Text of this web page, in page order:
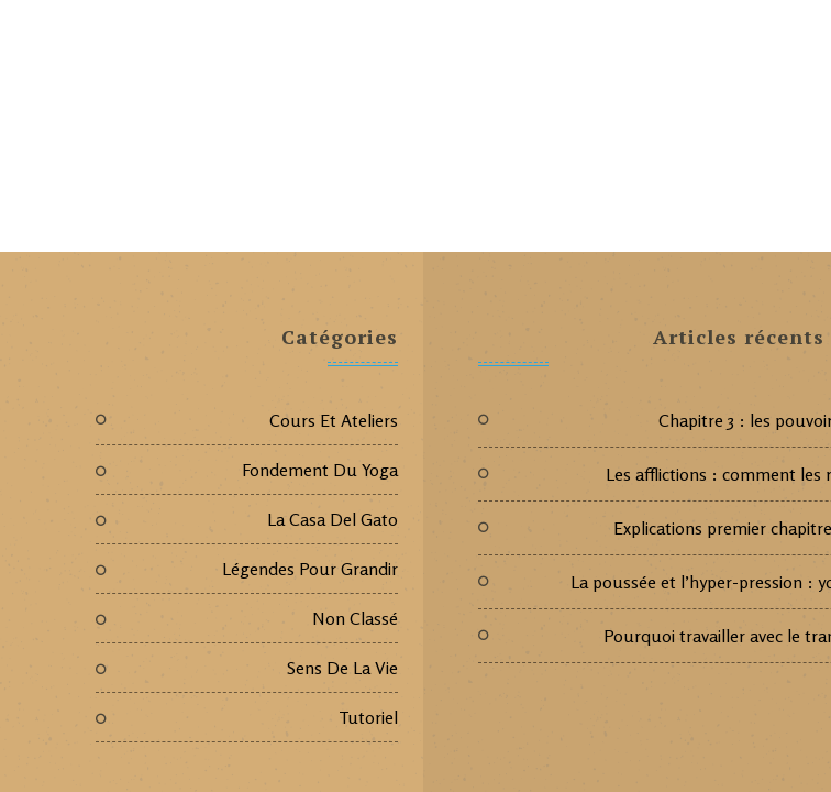
Catégories
Cours Et Ateliers
Fondement Du Yoga
La Casa Del Gato
Légendes Pour Grandir
Non Classé
Sens De La Vie
Tutoriel
Articles récents
Chapitre 3 : les
Les afflictions : comment les
Explications premier
La poussée et l’hyper-pression :
Pourquoi travailler avec le